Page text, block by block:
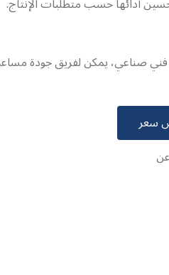
صناعي، يمكن لفريق جودة
سعر